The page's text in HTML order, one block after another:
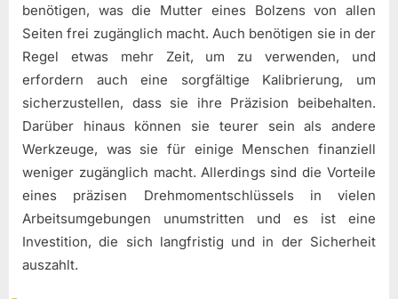
benötigen, was die Mutter eines Bolzens von allen
Seiten frei zugänglich macht. Auch benötigen sie in der
Regel etwas mehr Zeit, um zu verwenden, und
erfordern auch eine sorgfältige Kalibrierung, um
sicherzustellen, dass sie ihre Präzision beibehalten.
Darüber hinaus können sie teurer sein als andere
Werkzeuge, was sie für einige Menschen finanziell
weniger zugänglich macht. Allerdings sind die Vorteile
eines präzisen Drehmomentschlüssels in vielen
Arbeitsumgebungen unumstritten und es ist eine
Investition, die sich langfristig und in der Sicherheit
auszahlt.